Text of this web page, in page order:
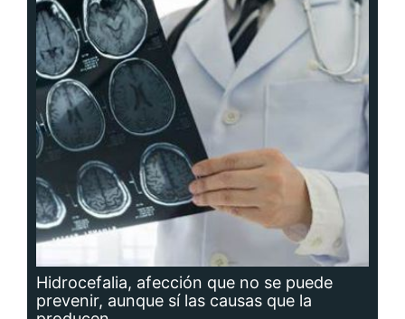
Hidrocefalia, afección que no se puede
prevenir, aunque sí las causas que la